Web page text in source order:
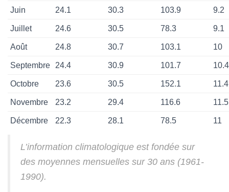
Juin 24.1 30.3 103.9 9.2
Juillet 24.6 30.5 78.3 9.1
Août 24.8 30.7 103.1 10
Septembre 24.4 30.9 101.7 10.4
Octobre 23.6 30.5 152.1 11.4
Novembre 23.2 29.4 116.6 11.5
Décembre 22.3 28.1 78.5 11
L’information climatologique est fondée sur
des moyennes mensuelles sur 30 ans (1961-
1990).